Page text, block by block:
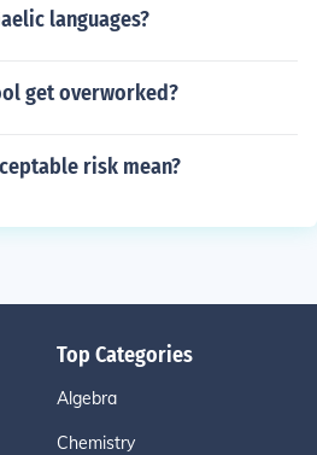
languages?
get overworked?
risk mean?
Top Categories
Algebra
Chemistry